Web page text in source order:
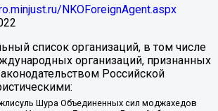
NKOForeignAgent.aspx
список организаций, в том числе
организаций, признанных
Российской
Шура Объединенных сил моджахедов